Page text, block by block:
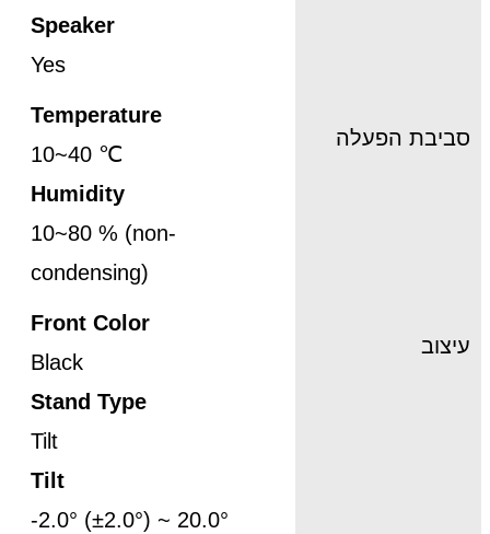
Speaker
Yes
סביבת הפעלה
Temperature
10~40 ℃
Humidity
10~80 % (non-
condensing)
עיצוב
Front Color
Black
Stand Type
Tilt
Tilt
-2.0° (±2.0°) ~ 20.0°